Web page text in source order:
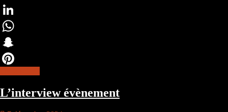
X
LinkedIn
WhatsApp
Snapchat
Pinterest
L’interview évènement